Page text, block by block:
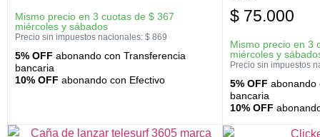
Mismo precio en 3 cuotas de $ 367
miércoles y sábados
Precio sin impuestos nacionales: $ 869
5% OFF abonando con Transferencia
bancaria
10% OFF abonando con Efectivo
$ 75.000
Mismo precio en 3
miércoles y
Precio sin impuestos
5% OFF abonando
bancaria
10% OFF